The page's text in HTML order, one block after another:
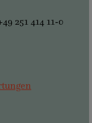
251 414 11-0